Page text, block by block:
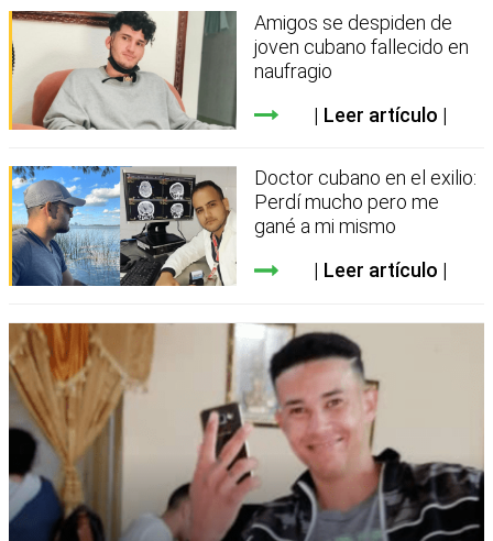
Amigos se despiden de
joven cubano fallecido en
naufragio
Leer artículo
Doctor cubano en el exilio:
Perdí mucho pero me
gané a mi mismo
Leer artículo